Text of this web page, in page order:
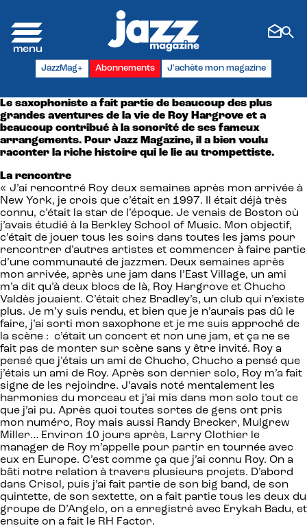
JazzMag+ Abonnements J'achète mon magazine
Le saxophoniste a fait partie de beaucoup des plus
grandes aventures de la vie de Roy Hargrove et a
beaucoup contribué à la sonorité de ses fameux
arrangements. Pour Jazz Magazine, il a bien voulu
raconter la riche histoire qui le lie au trompettiste.
La rencontre
« J’ai rencontré Roy deux semaines après mon arrivée à
New York, je crois que c’était en 1997. Il était déjà très
connu, c’était la star de l’époque. Je venais de Boston où
j’avais étudié à la Berkley School of Music. Mon objectif,
c’était de jouer tous les soirs dans toutes les jams pour
rencontrer d’autres artistes et commencer à faire partie
d’une communauté de jazzmen. Deux semaines après
mon arrivée, après une jam dans l’East Village, un ami
m’a dit qu’à deux blocs de là, Roy Hargrove et Chucho
Valdès jouaient. C’était chez Bradley’s, un club qui n’existe
plus. Je m’y suis rendu, et bien que je n’aurais pas dû le
faire, j’ai sorti mon saxophone et je me suis approché de
la scène : c’était un concert et non une jam, et ça ne se
fait pas de monter sur scène sans y être invité. Roy a
pensé que j’étais un ami de Chucho, Chucho a pensé que
j’étais un ami de Roy. Après son dernier solo, Roy m’a fait
signe de les rejoindre. J’avais noté mentalement les
harmonies du morceau et j’ai mis dans mon solo tout ce
que j’ai pu. Après quoi toutes sortes de gens ont pris
mon numéro, Roy mais aussi Randy Brecker, Mulgrew
Miller… Environ 10 jours après, Larry Clothier le
manager de Roy m’appelle pour partir en tournée avec
eux en Europe. C’est comme ça que j’ai connu Roy. On a
bâti notre relation à travers plusieurs projets. D’abord
dans Crisol, puis j’ai fait partie de son big band, de son
quintette, de son sextette, on a fait partie tous les deux du
groupe de D’Angelo, on a enregistré avec Erykah Badu, et
ensuite on a fait le RH Factor.